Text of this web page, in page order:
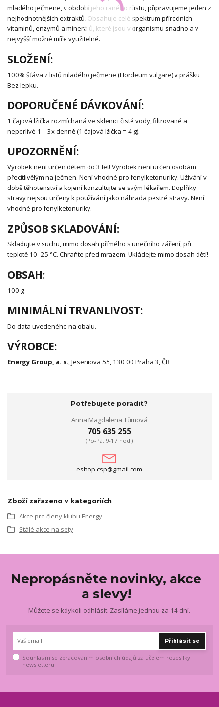
mladého ječmene, v období jeho raného růstu, připravujeme jeden z
nejhodnotnějších extraktů. Obsahuje celé spektrum přírodních
vitaminů, enzymů a minerálů, které jsou v organismu snadno a v
nejvyšší možné míře využitelné.
SLOŽENÍ:
100% šťáva z listů mladého ječmene (Hordeum vulgare) v prášku
Bez lepku.
DOPORUČENÉ DÁVKOVÁNÍ:
1 čajová lžička rozmíchaná ve sklenici čisté vody, filtrované a
neperlivé 1 – 3x denně (1 čajová lžička = 4 g).
UPOZORNĚNÍ:
Výrobek není určen dětem do 3 let! Výrobek není určen osobám
přecitlivělým na ječmen. Není vhodné pro fenylketonuriky. Užívání v
době těhotenství a kojení konzultujte se svým lékařem. Doplňky
stravy nejsou určeny k používání jako náhrada pestré stravy. Není
vhodné pro fenylketonuriky.
ZPŮSOB SKLADOVÁNÍ:
Skladujte v suchu, mimo dosah přímého slunečního záření, při
teplotě 10–25 °C. Chraňte před mrazem. Ukládejte mimo dosah dětí!
OBSAH:
100 g
MINIMÁLNÍ TRVANLIVOST:
Do data uvedeného na obalu.
VÝROBCE:
Energy Group, a. s., Jeseniova 55, 130 00 Praha 3, ČR
Potřebujete poradit?
Anna Magdalena Tůmová
705 635 255
(Po-Pá, 9-17 hod.)
eshop.csp@gmail.com
Zboží zařazeno v kategoriích
Akce pro členy klubu Energy
Stálé akce na sety
Nepropásněte novinky, akce
a slevy!
Můžete se kdykoli odhlásit. Zasíláme jednou za 14 dní.
Přihlásit se
Souhlasím se zpracováním osobních údajů za účelem rozesílky
newsletteru.